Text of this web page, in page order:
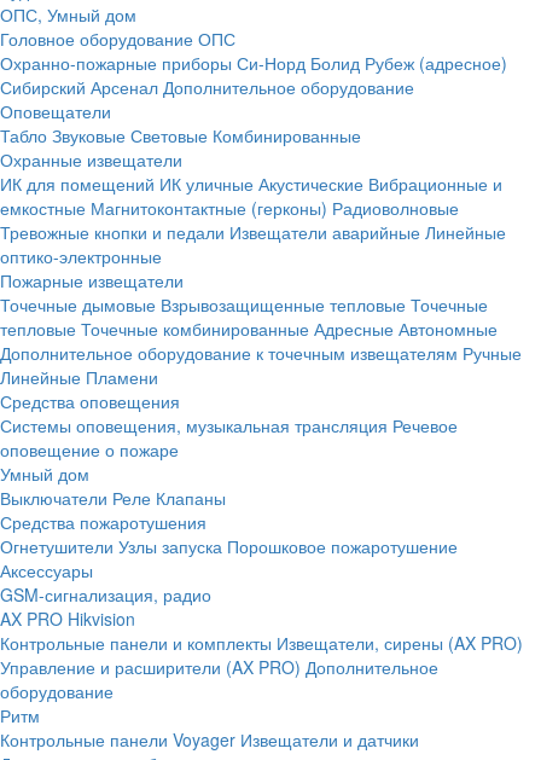
ОПС, Умный дом
Головное оборудование ОПС
Охранно-пожарные приборы Си-Норд Болид Рубеж (адресное)
Сибирский Арсенал Дополнительное оборудование
Оповещатели
Табло Звуковые Световые Комбинированные
Охранные извещатели
ИК для помещений ИК уличные Акустические Вибрационные и
емкостные Магнитоконтактные (герконы) Радиоволновые
Тревожные кнопки и педали Извещатели аварийные Линейные
оптико-электронные
Пожарные извещатели
Точечные дымовые Взрывозащищенные тепловые Точечные
тепловые Точечные комбинированные Адресные Автономные
Дополнительное оборудование к точечным извещателям Ручные
Линейные Пламени
Средства оповещения
Системы оповещения, музыкальная трансляция Речевое
оповещение о пожаре
Умный дом
Выключатели Реле Клапаны
Средства пожаротушения
Огнетушители Узлы запуска Порошковое пожаротушение
Аксессуары
GSM-сигнализация, радио
AX PRO Hikvision
Контрольные панели и комплекты Извещатели, сирены (AX PRO)
Управление и расширители (AX PRO) Дополнительное
оборудование
Ритм
Контрольные панели Voyager Извещатели и датчики